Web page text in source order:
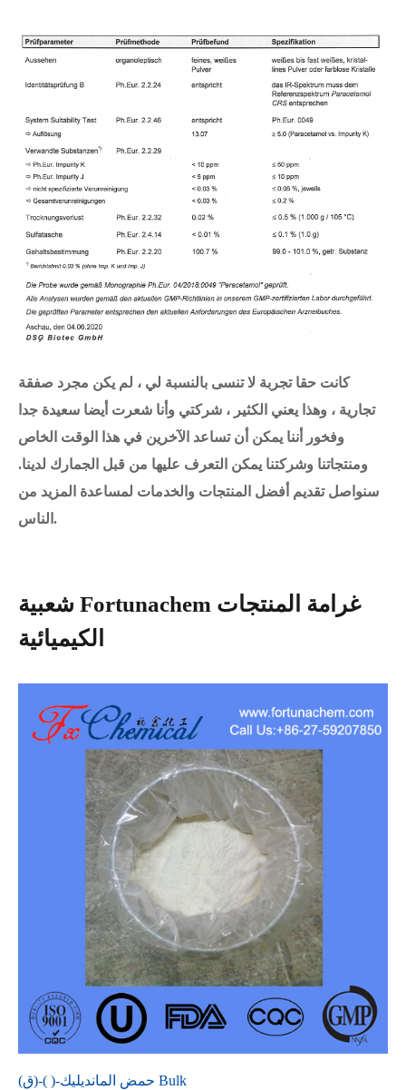
كانت حقا تجربة لا تنسى بالنسبة لي ، لم يكن مجرد صفقة
تجارية ، وهذا يعني الكثير ، شركتي وأنا شعرت أيضا سعيدة جدا
وفخور أننا يمكن أن تساعد الآخرين في هذا الوقت الخاص
ومنتجاتنا وشركتنا يمكن التعرف عليها من قبل الجمارك لدينا.
سنواصل تقديم أفضل المنتجات والخدمات لمساعدة المزيد من
الناس.
شعبية Fortunachem غرامة المنتجات
الكيميائية
(ق)-( )-حمض المانديليك Bulk